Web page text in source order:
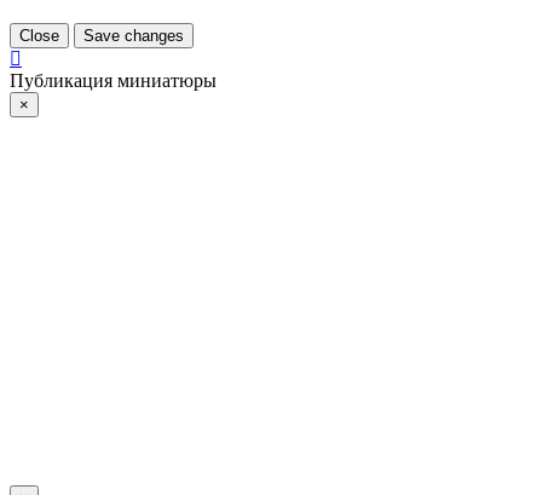
Close Save changes
Публикация миниатюры
×